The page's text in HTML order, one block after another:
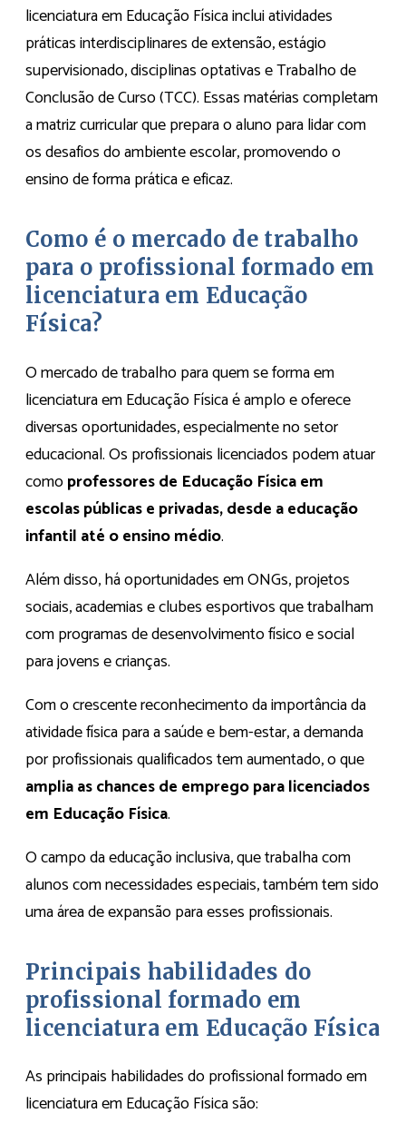
licenciatura em Educação Física inclui atividades
práticas interdisciplinares de extensão, estágio
supervisionado, disciplinas optativas e Trabalho de
Conclusão de Curso (TCC). Essas matérias completam
a matriz curricular que prepara o aluno para lidar com
os desafios do ambiente escolar, promovendo o
ensino de forma prática e eficaz.
Como é o mercado de trabalho
para o profissional formado em
licenciatura em Educação
Física?
O mercado de trabalho para quem se forma em
licenciatura em Educação Física é amplo e oferece
diversas oportunidades, especialmente no setor
educacional. Os profissionais licenciados podem atuar
comoprofessores de Educação Física em
escolas públicas e privadas, desde a educação
infantil até o ensino médio.
Além disso, há oportunidades em ONGs, projetos
sociais, academias e clubes esportivos que trabalham
com programas de desenvolvimento físico e social
para jovens e crianças.
Com o crescente reconhecimento da importância da
atividade física para a saúde e bem-estar, a demanda
por profissionais qualificados tem aumentado, o que
amplia as chances de emprego para licenciados
em Educação Física.
O campo da educação inclusiva, que trabalha com
alunos com necessidades especiais, também tem sido
uma área de expansão para esses profissionais.
Principais habilidades do
profissional formado em
licenciatura em Educação Física
As principais habilidades do profissional formado em
licenciatura em Educação Física são: